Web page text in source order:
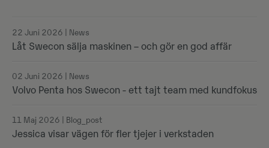
22 Juni 2026 | News
Låt Swecon sälja maskinen – och gör en god affär
02 Juni 2026 | News
Volvo Penta hos Swecon - ett tajt team med kundfokus
11 Maj 2026 | Blog_post
Jessica visar vägen för fler tjejer i verkstaden